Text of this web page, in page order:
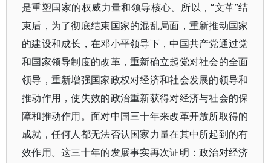
是重塑国家的权威力量和领导核心。所以，“文革”结
束后，为了彻底结束国家的混乱局面，重新推动国家
的建设和成长，在邓小平领导下，中国共产党通过党
和国家领导制度的改革，重新确立起党对社会的全面
领导，重新增强国家政权对经济和社会发展的领导和
推动作用，使失效的政治重新获得对经济与社会的保
障和推动作用。面对中国三十年来改革开放所取得的
成就，任何人都无法否认国家力量在其中所起到的有
效作用。这三十年的发展事实再次证明：政治对经济